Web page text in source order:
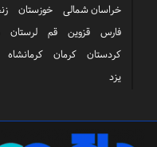
خراسان شمالی
خوزستان
فارس
قزوین قم لرستان
کردستان
کرمان کرمانشاه
یزد